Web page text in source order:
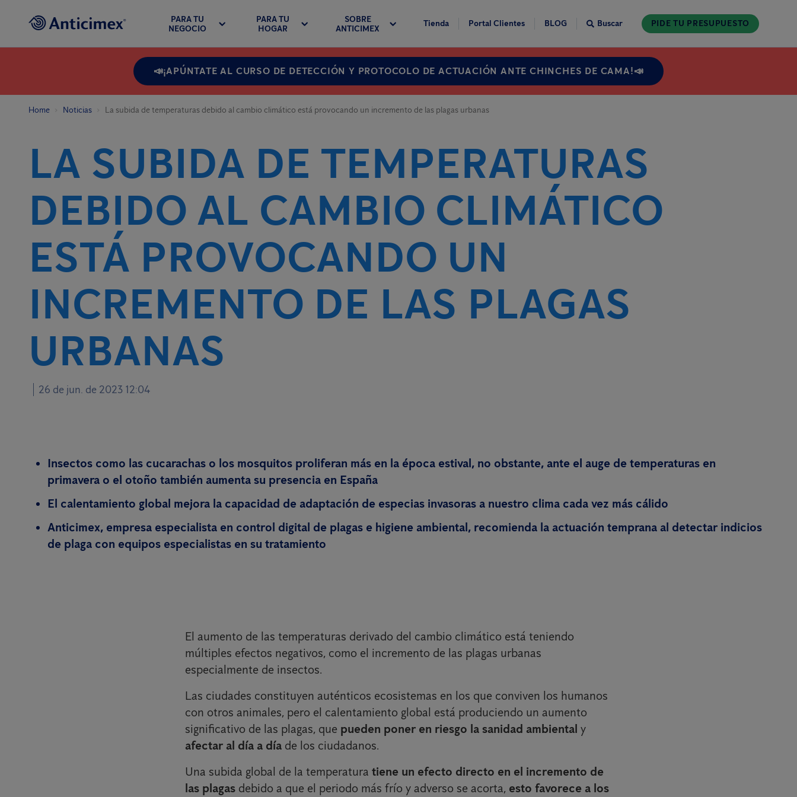
PARA TU
NEGOCIO
PARA TU
HOGAR
SOBRE
ANTICIMEX
Tienda Portal Clientes BLOG Buscar PIDE TU PRESUPUESTO
📣¡APÚNTATE AL CURSO DE DETECCIÓN Y PROTOCOLO DE ACTUACIÓN ANTE CHINCHES DE CAMA!📣
Home Noticias La subida de temperaturas debido al cambio climático está provocando un incremento de las plagas urbanas
LA SUBIDA DE TEMPERATURAS
DEBIDO AL CAMBIO CLIMÁTICO
ESTÁ PROVOCANDO UN
INCREMENTO DE LAS PLAGAS
URBANAS
26 de jun. de 2023 12:04
Insectos como las cucarachas o los mosquitos proliferan más en la época estival, no obstante, ante el auge de temperaturas en
primavera o el otoño también aumenta su presencia en España
El calentamiento global mejora la capacidad de adaptación de especias invasoras a nuestro clima cada vez más cálido
Anticimex, empresa especialista en control digital de plagas e higiene ambiental, recomienda la actuación temprana al detectar indicios
de plaga con equipos especialistas en su tratamiento
El aumento de las temperaturas derivado del cambio climático está teniendo
múltiples efectos negativos, como el incremento de las plagas urbanas
especialmente de insectos.
Las ciudades constituyen auténticos ecosistemas en los que conviven los humanos
con otros animales, pero el calentamiento global está produciendo un aumento
significativo de las plagas, que pueden poner en riesgo la sanidad ambiental y
afectar al día a día de los ciudadanos.
Una subida global de la temperatura tiene un efecto directo en el incremento de
las plagas debido a que el periodo más frío y adverso se acorta, esto favorece a los